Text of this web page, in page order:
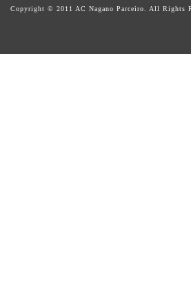
Copyright © 2011 AC Nagano Parceiro. All Rights